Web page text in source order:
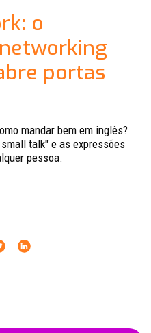
o
portas
mandar bem em inglês?
talk" e as expressões
pessoa.